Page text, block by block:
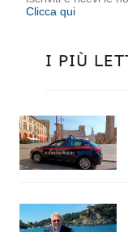
Clicca qui
I PIÙ